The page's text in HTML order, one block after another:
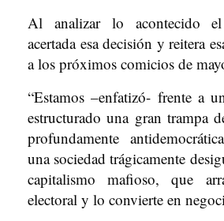
Al analizar lo acontecido
acertada esa decisión y reitera
a los próximos comicios de
“Estamos –enfatizó- frente a
estructurado una gran trampa
profundamente
una sociedad trágicamente
capitalismo mafioso, que
electoral y lo convierte en